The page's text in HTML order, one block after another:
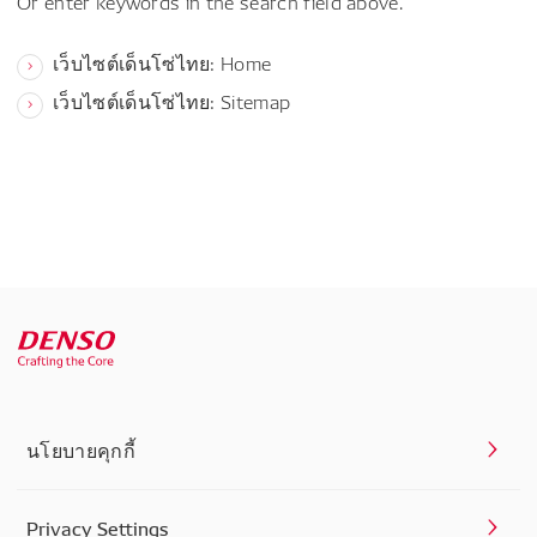
เว็บไซต์เด็นโซ่ไทย: Home
เว็บไซต์เด็นโซ่ไทย: Sitemap
นโยบายคุกกี้
Privacy Settings